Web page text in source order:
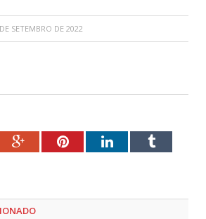
SETEMBRO DE 2022
Google+PinterestLinkedInTumblr